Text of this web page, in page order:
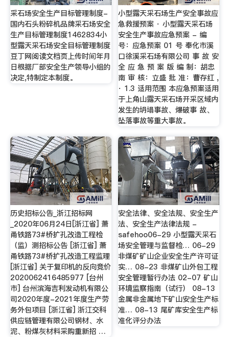
采石场安全生产目标管理制度-
国内石头粉碎机品牌采石场安全
生产目标管理制度1462834小
型露天采石场安全目标管理制度
豆丁网阅读文档页上传时间年月
日根据厂部安全生产领导小组的
决定,特制定本制度。
小型露天采石场生产安全事故应
急救援预案 · 小型露天采石场
安全生产事故应急预案 - 编
号：应急预案 01 号 奉化市溪
口徐溪采石场有限公司 事 故 安
全 应 急 预 案 版 编 制：胡忠
南 审 核：立盛 批 准：曹存红 ,
· 1.3 适用范围 本应急预案适用
于上角山露天采石场开采区域内
发生的坍塌事故、爆破事 故、
坠落事故等重大事故。
历史招标公告_浙江招标网
_2020年06月24日[浙江省] 萧
甬铁路73#桥扩孔改造工程检
（监）测招标公告 [浙江省] 萧
甬铁路73#桥扩孔改造工程监理
[浙江省] 关于复印机的反向竞价
2020062416485977 [台州
市] 台州滨海吉利发动机有限公
司2020年度-2021年度生产劳
务外包项目 [浙江省] 浙江交科
供应链管理有限公司钢材、水
泥、粉煤灰材料采购重新招 …
安全法律、安全法规、安全生产
法、安全生产法律法规 -
safehoo06-29 小型露天采石
场安全管理与监督检… 06-29
非煤矿矿山企业安全生产许可证
实… 08-23 非煤矿山外包工程
安全管理暂行办法 02-07 矿山
环境监察指南（试行） 08-13
金属非金属地下矿山安全生产标
准… 08-13 尾矿库安全生产标
准化评分办法